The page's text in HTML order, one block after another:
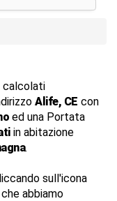
calcolati
Alife, CE con
ed una Portata
in abitazione
.
sull'icona
abbiamo